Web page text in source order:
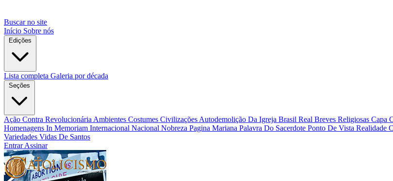
Buscar no site
Início Sobre nós
Edições
Lista completa Galeria por década
Seções
Ação Contra Revolucionária Ambientes Costumes Civilizações Autodemolição Da Igreja Brasil Real Breves Religiosas Capa
Homenagens In Memoriam Internacional Nacional Nobreza Pagina Mariana Palavra Do Sacerdote Ponto De Vista Realidade
Variedades Vidas De Santos
EntrarAssinar